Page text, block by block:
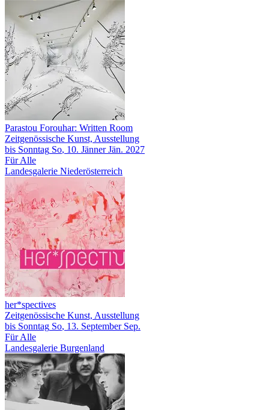
Parastou Forouhar: Written Room
Zeitgenössische Kunst, Ausstellung
bis Sonntag So, 10. Jänner Jän. 2027
Für Alle
Landesgalerie Niederösterreich
her*spectives
Zeitgenössische Kunst, Ausstellung
bis Sonntag So, 13. September Sep.
Für Alle
Landesgalerie Burgenland